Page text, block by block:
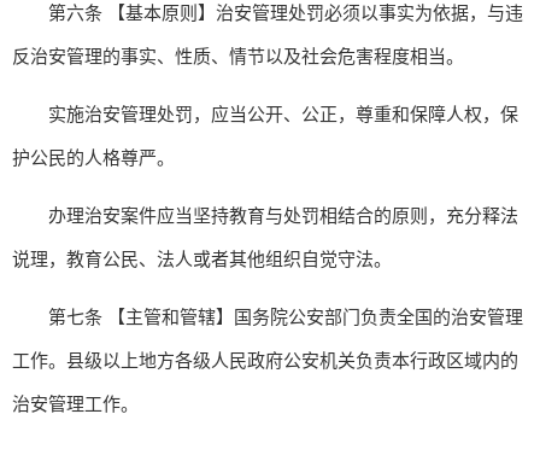
第六条 【基本原则】治安管理处罚必须以事实为依据，与违
反治安管理的事实、性质、情节以及社会危害程度相当。
实施治安管理处罚，应当公开、公正，尊重和保障人权，保
护公民的人格尊严。
办理治安案件应当坚持教育与处罚相结合的原则，充分释法
说理，教育公民、法人或者其他组织自觉守法。
第七条 【主管和管辖】国务院公安部门负责全国的治安管理
工作。县级以上地方各级人民政府公安机关负责本行政区域内的
治安管理工作。